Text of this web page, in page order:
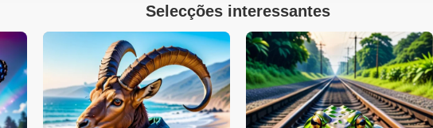
Selecções interessantes